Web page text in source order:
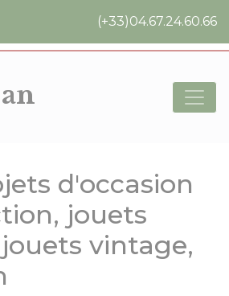
(+33)04.67.24.60.66
d'occasion
jouets
vintage,